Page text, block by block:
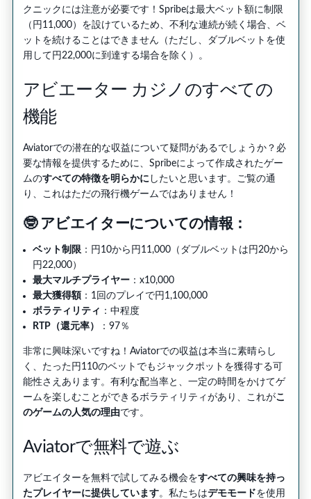
クニックには注意が必要です！Spribeは最大ベット額に制限
（円11,000）を設けているため、不利な連続が続く場合、ベ
ットを続けることはできません（ただし、ダブルベットを使
用して円22,000に到達する場合を除く）。
アビエーター カジノのすべての
機能
Aviatorでの潜在的な収益について疑問があるでしょうか？必
要な情報を提供するために、Spribeによって作成されたゲー
ムのすべての特徴を明らかに したいと思います。ご覧の通
り、これはただの飛行機ゲームではありません！
🤓 アビエイターについての情報：
ベット制限 ：円10から円11,000（ダブルベットは円20から
円22,000）
最大マルチプライヤー：x10,000
最大獲得額：1回のプレイで円1,100,000
ボラティリティ ：中程度
RTP（還元率）
：97％
非常に興味深いですね！Aviatorでの収益は本当に素晴らし
く、たった円110のベットでもジャックポットを獲得する可
能性さえあります。有利な配当率と、一定の時間をかけてゲ
ームを楽しむことができるボラティリティがあり、これがこ
のゲームの人気の理由です。
Aviatorで無料で遊ぶ
アビエイターを無料で試してみる機会をすべての興味を持っ
たプレイヤーに提供しています。私たちはデモモードを使用